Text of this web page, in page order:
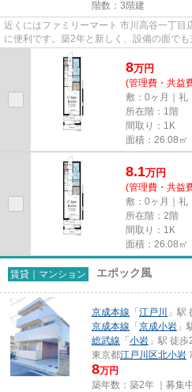
階数：3階建
近くにはファミリーマート 市川高谷一丁目
に便利です。築2年と新しく、設備の面で
式駐車場があります。こちら...
8万円
(管理費・共益
敷：0ヶ月｜礼
所在階：1階
間取り：1K
面積：26.08㎡
8.1万円
(管理費・共益
敷：0ヶ月｜礼
所在階：2階
間取り：1K
面積：26.08㎡
賃貸｜マンション エポック風
京成本線 「 江戸川
」駅
京成本線 「 京成小岩 」
総武線 「 小岩 」駅 徒
東京都江戸川区北小岩
8万円
築年数：築2年 ｜募集